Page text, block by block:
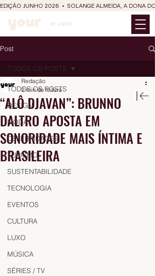
EDIÇÃO JUNHO 2026  •  SOLANGE ALMEIDA, A DONA
Post
TODOS OS POSTS
DESIGN
MODA
CELEBRIDADES
TURISMO
SUSTENTABILIDADE
TECNOLOGIA
EVENTOS
CULTURA
LUXO
MÚSICA
SÉRIES / TV
TODOS OS POSTS
“ALÔ DJAVAN”: BRUNNO
DALTRO APOSTA EM
SONORIDADE MAIS ÍNTIMA E
BRASILEIRA
Redação
2 min de leitura